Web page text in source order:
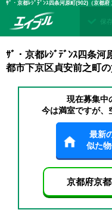
保
ｻﾞ・京都ﾚｼﾞﾃﾞﾝｽ四条
都市下京区貞安前之町
現在募集中
今は満室ですが、
最新
似た
京都府京